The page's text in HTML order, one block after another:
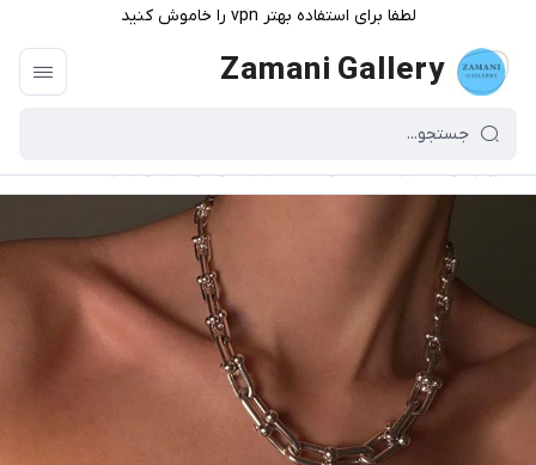
لطفا برای استفاده بهتر vpn را خاموش کنید
Zamani Gallery